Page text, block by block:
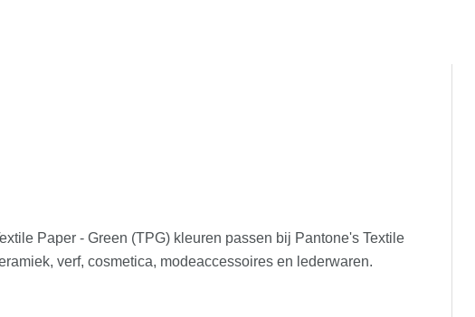
Paper - Green (TPG) kleuren passen bij Pantone's Textile
verf, cosmetica, modeaccessoires en lederwaren.